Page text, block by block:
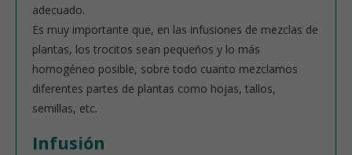
adecuado.
Es muy importante que, en las infusiones de mezclas de
plantas, los trocitos sean pequeños y lo más
homogéneo posible, sobre todo cuanto mezclamos
diferentes partes de plantas como hojas, tallos,
semillas, etc.
Infusión